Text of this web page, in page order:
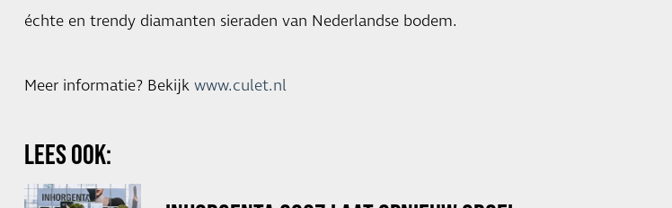
échte en trendy diamanten sieraden van Nederlandse bodem.
Meer informatie? Bekijk www.culet.nl
LEES OOK: